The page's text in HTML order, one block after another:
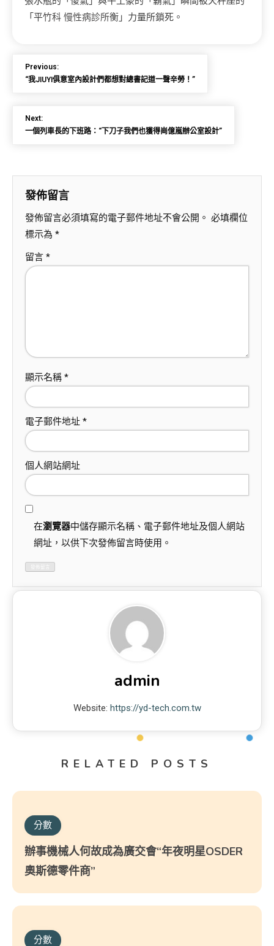
「平竹科 慢性病診所衡」力量所鎖死。
Previous:
“我JIUYI俱意室內設計們都想對總書記道一聲辛勞！”
Next:
一個列車長的下班路：“下刀子我們也獲得崗億嵐辦公室設計”
發佈留言
發佈留言必須填寫的電子郵件地址不會公開。 必填欄位
標示為 *
留言 *
顯示名稱 *
電子郵件地址 *
個人網站網址
在瀏覽器中儲存顯示名稱、電子郵件地址及個人網站
網址，以供下次發佈留言時使用。
admin
Website: https://yd-tech.com.tw
RELATED POSTS
分數
辦事機械人何故成為廣交會“年夜明星OSDER
奧斯德零件商”
分數